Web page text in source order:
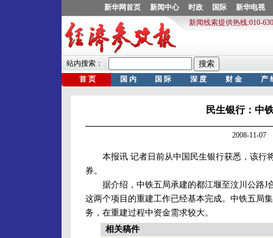
民生银行：中
2008-11-07
本报讯 记者日前从中国民生银行获悉，该行
券。
据介绍，中铁五局承建的都江堰至汶川公路J
这两个项目的重建工作已经基本完成。中铁五局
务，在重建过程中资金需求较大。
相关稿件